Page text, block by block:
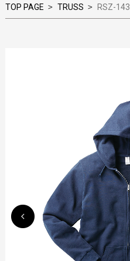
TOP PAGE > TRUSS > RSZ-143